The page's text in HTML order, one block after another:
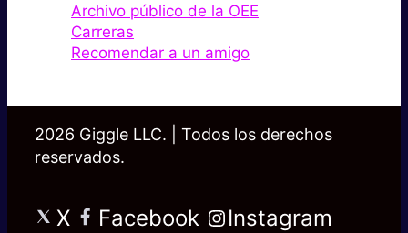
Archivo público de la OEE
Carreras
Recomendar a un amigo
2026 Giggle LLC. | Todos los derechos
reservados.
X Facebook
Instagram